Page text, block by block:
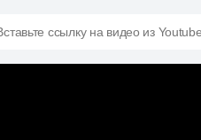
ссылку на видео из